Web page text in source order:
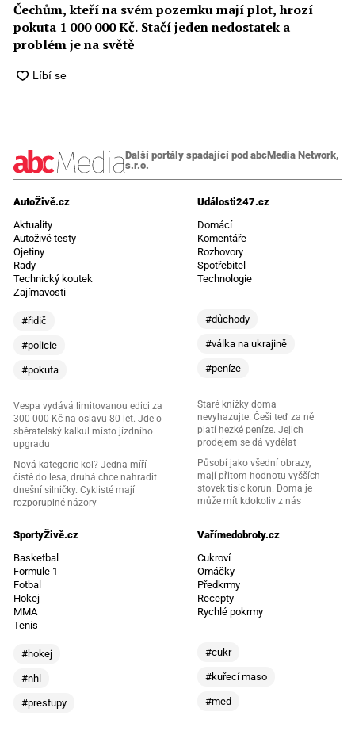
Čechům, kteří na svém pozemku mají plot, hrozí
pokuta 1 000 000 Kč. Stačí jeden nedostatek a
problém je na světě
Další portály spadající pod abcMedia Network,
s.r.o.
AutoŽivě.cz
Aktuality
Autoživě testy
Ojetiny
Rady
Technický koutek
Zajímavosti
#řidič
#policie
#pokuta
Vespa vydává limitovanou edici za
300 000 Kč na oslavu 80 let. Jde o
sběratelský kalkul místo jízdního
upgradu
Nová kategorie kol? Jedna míří
čistě do lesa, druhá chce nahradit
dnešní silničky. Cyklisté mají
rozporuplné názory
Události247.cz
Domácí
Komentáře
Rozhovory
Spotřebitel
Technologie
#důchody
#válka na ukrajině
#peníze
Staré knížky doma
nevyhazujte. Češi teď za ně
platí hezké peníze. Jejich
prodejem se dá vydělat
Působí jako všední obrazy,
mají přitom hodnotu vyšších
stovek tisíc korun. Doma je
může mít kdokoliv z nás
SportyŽivě.cz
Basketbal
Formule 1
Fotbal
Hokej
MMA
Tenis
#hokej
#nhl
#prestupy
Vařímedobroty.cz
Cukroví
Omáčky
Předkrmy
Recepty
Rychlé pokrmy
#cukr
#kuřecí maso
#med